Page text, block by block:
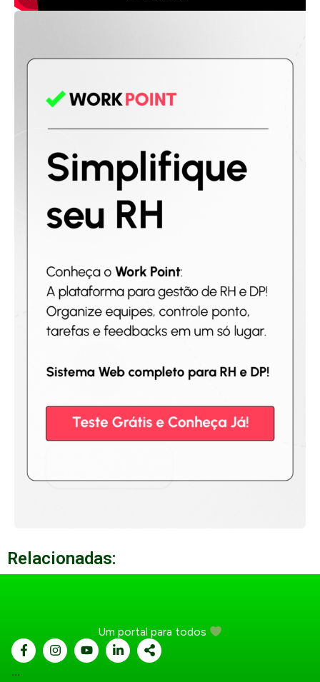
Relacionadas:
Um portal para todos
...